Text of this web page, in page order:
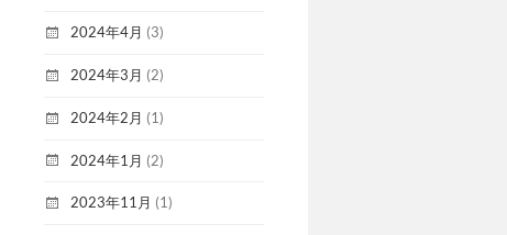
2024年4月 (3)
2024年3月 (2)
2024年2月 (1)
2024年1月 (2)
2023年11月 (1)